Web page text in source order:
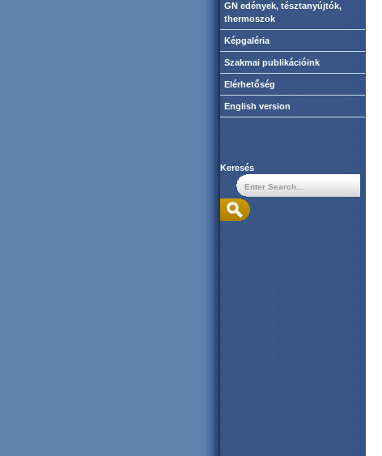
GN edények, tésztanyújtók,
thermoszok
Képgaléria
Szakmai publikációink
Elérhetőség
English version
Keresés